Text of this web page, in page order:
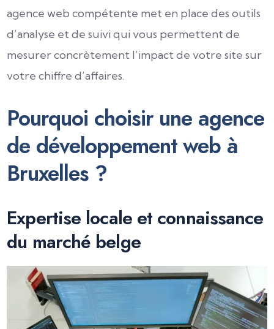
agence web compétente met en place des outils
d’analyse et de suivi qui vous permettent de
mesurer concrètement l’impact de votre site sur
votre chiffre d’affaires.
Pourquoi choisir une agence
de développement web à
Bruxelles ?
Expertise locale et connaissance
du marché belge